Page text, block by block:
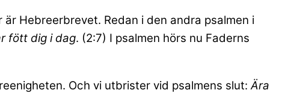
Hebreerbrevet. Redan i den andra psalmen i
fött dig i dag. (2:7) I psalmen hörs nu Faderns
Och vi utbrister vid psalmens slut:Ära